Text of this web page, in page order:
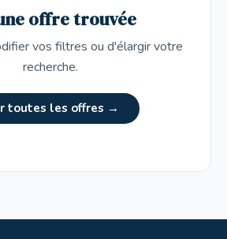
offre trouvée
vos filtres ou d'élargir votre
recherche.
toutes les offres →